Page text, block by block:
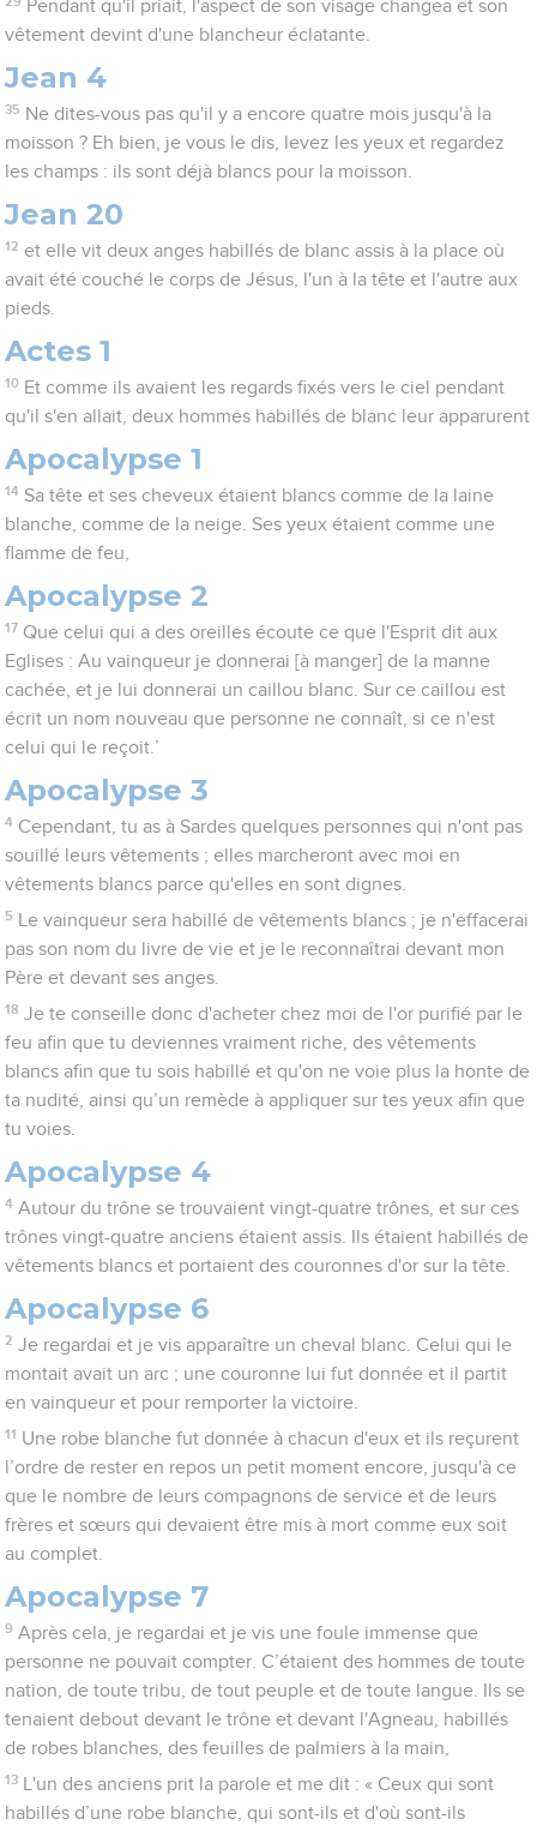
Pendant qu'il priait, l'aspect de son visage changea et son
vêtement devint d'une blancheur éclatante.
Jean 4
35 Ne dites-vous pas qu'il y a encore quatre mois jusqu'à la
moisson ? Eh bien, je vous le dis, levez les yeux et regardez
les champs : ils sont déjà blancs pour la moisson.
Jean 20
12 et elle vit deux anges habillés de blanc assis à la place où
avait été couché le corps de Jésus, l'un à la tête et l'autre aux
pieds.
Actes 1
10 Et comme ils avaient les regards fixés vers le ciel pendant
qu'il s'en allait, deux hommes habillés de blanc leur apparurent
Apocalypse 1
14 Sa tête et ses cheveux étaient blancs comme de la laine
blanche, comme de la neige. Ses yeux étaient comme une
flamme de feu,
Apocalypse 2
17 Que celui qui a des oreilles écoute ce que l'Esprit dit aux
Eglises : Au vainqueur je donnerai [à manger] de la manne
cachée, et je lui donnerai un caillou blanc. Sur ce caillou est
écrit un nom nouveau que personne ne connaît, si ce n'est
celui qui le reçoit.’
Apocalypse 3
4 Cependant, tu as à Sardes quelques personnes qui n'ont pas
souillé leurs vêtements ; elles marcheront avec moi en
vêtements blancs parce qu'elles en sont dignes.
5
Le vainqueur sera habillé de vêtements blancs ; je n'effacerai
pas son nom du livre de vie et je le reconnaîtrai devant mon
Père et devant ses anges.
18 Je te conseille donc d'acheter chez moi de l'or purifié par le
feu afin que tu deviennes vraiment riche, des vêtements
blancs afin que tu sois habillé et qu'on ne voie plus la honte de
ta nudité, ainsi qu’un remède à appliquer sur tes yeux afin que
tu voies.
Apocalypse 4
4 Autour du trône se trouvaient vingt-quatre trônes, et sur ces
trônes vingt-quatre anciens étaient assis. Ils étaient habillés de
vêtements blancs et portaient des couronnes d'or sur la tête.
Apocalypse 6
2 Je regardai et je vis apparaître un cheval blanc. Celui qui le
montait avait un arc ; une couronne lui fut donnée et il partit
en vainqueur et pour remporter la victoire.
11 Une robe blanche fut donnée à chacun d'eux et ils reçurent
l’ordre de rester en repos un petit moment encore, jusqu'à ce
que le nombre de leurs compagnons de service et de leurs
frères et sœurs qui devaient être mis à mort comme eux soit
au complet.
Apocalypse 7
9 Après cela, je regardai et je vis une foule immense que
personne ne pouvait compter. C’étaient des hommes de toute
nation, de toute tribu, de tout peuple et de toute langue. Ils se
tenaient debout devant le trône et devant l'Agneau, habillés
de robes blanches, des feuilles de palmiers à la main,
13
L'un des anciens prit la parole et me dit : « Ceux qui sont
habillés d’une robe blanche, qui sont-ils et d'où sont-ils